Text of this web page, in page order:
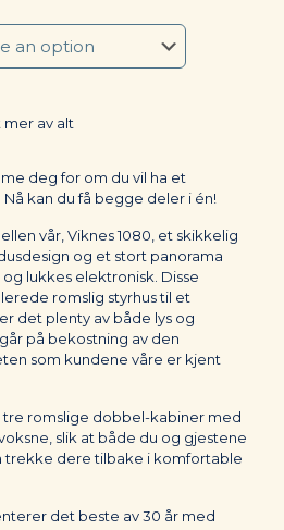
mer av alt
deg for om du vil ha et
kan du få begge deler i én!
vår, Viknes 1080, et skikkelig
og et stort panorama
lukkes elektronisk. Disse
romslig styrhus til et
det plenty av både lys og
på bekostning av den
som kundene våre er kjent
tre romslige dobbel-kabiner med
slik at både du og gjestene
trekke dere tilbake i komfortable
det beste av 30 år med